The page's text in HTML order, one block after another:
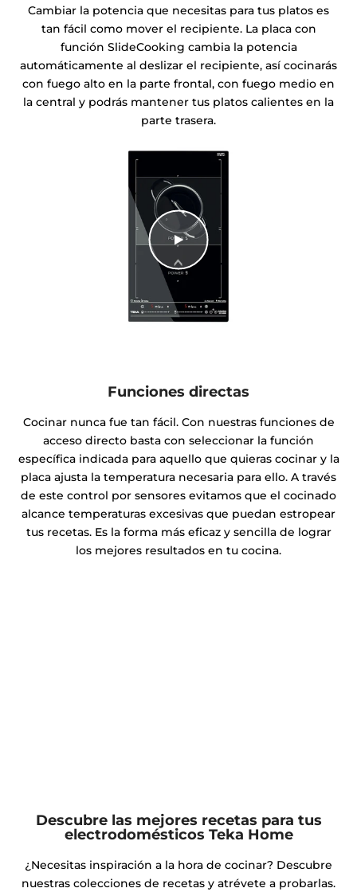
Cambiar la potencia que necesitas para tus platos es
tan fácil como mover el recipiente. La placa con
función SlideCooking cambia la potencia
automáticamente al deslizar el recipiente, así cocinarás
con fuego alto en la parte frontal, con fuego medio en
la central y podrás mantener tus platos calientes en la
parte trasera.
Funciones directas
Cocinar nunca fue tan fácil. Con nuestras funciones de
acceso directo basta con seleccionar la función
específica indicada para aquello que quieras cocinar y la
placa ajusta la temperatura necesaria para ello. A través
de este control por sensores evitamos que el cocinado
alcance temperaturas excesivas que puedan estropear
tus recetas. Es la forma más eficaz y sencilla de lograr
los mejores resultados en tu cocina.
Descubre las mejores recetas para tus
electrodomésticos Teka Home
¿Necesitas inspiración a la hora de cocinar? Descubre
nuestras colecciones de recetas y atrévete a probarlas.